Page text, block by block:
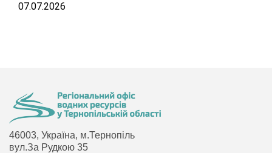
07.07.2026
46003, Україна, м.Тернопіль
вул.За Рудкою 35